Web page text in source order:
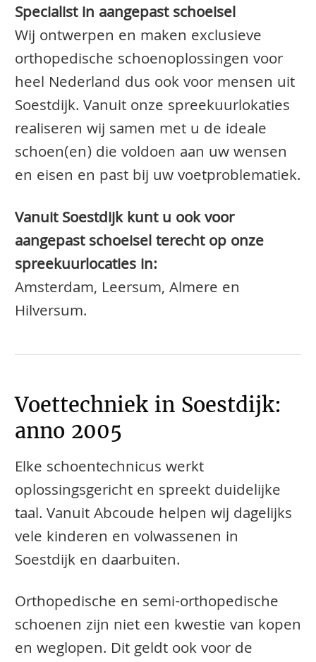
Specialist in aangepast schoeisel
Wij ontwerpen en maken exclusieve
orthopedische schoenoplossingen voor
heel Nederland dus ook voor mensen uit
Soestdijk. Vanuit onze spreekuurlokaties
realiseren wij samen met u de ideale
schoen(en) die voldoen aan uw wensen
en eisen en past bij uw voetproblematiek.
Vanuit Soestdijk kunt u ook voor
aangepast schoeisel terecht op onze
spreekuurlocaties in:
Amsterdam, Leersum, Almere en
Hilversum.
Voettechniek in Soestdijk:
anno 2005
Elke schoentechnicus werkt
oplossingsgericht en spreekt duidelijke
taal. Vanuit Abcoude helpen wij dagelijks
vele kinderen en volwassenen in
Soestdijk en daarbuiten.
​​​​Orthopedische en semi-orthopedische
schoenen zijn niet een kwestie van kopen
en weglopen. Dit geldt ook voor de